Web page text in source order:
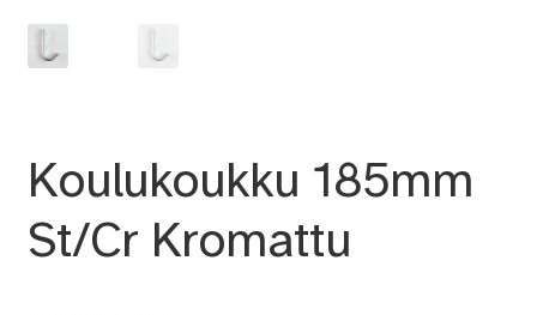
Koulukoukku 185mm
St/Cr Kromattu